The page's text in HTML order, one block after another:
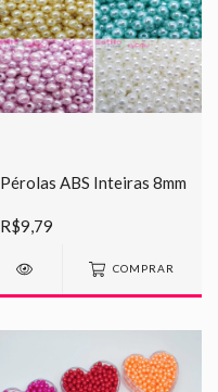
Pérolas ABS Inteiras 8mm
R$9,79
COMPRAR